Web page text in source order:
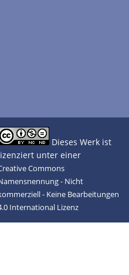
Dieses Werk ist
unter einer
Commons
- Nicht
- Keine Bearbeitungen
International Lizenz